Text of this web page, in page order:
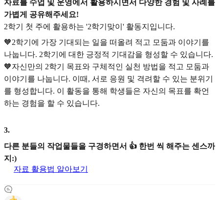
자료를 수업 및 운영에서 활용하시면서 다양한 경험 및 사례를
가볍게 공유해주세요!
2학기 첫 주에 활용하는 '2학기맞이' 활동지입니다.
🧡2학기에 가장 기대되는 일을 떠올려 적고 모둠과 이야기를
나눕니다. 2학기에 대한 긍정적 기대감을 형성할 수 있습니다.
🧡자신만의 2학기 목표와 구체적인 실천 방법을 적고 모둠과
이야기를 나눕니다. 이때, 서로 응원 및 격려할 수 있는 분위기
를 형성합니다. 이 활동을 통해 학생들은 자신의 목표를 확언
하는 경험을 할 수 있습니다.
3.
다른 분들의 작업물들을 구경하면서 👍 한번 씩 해주는 센스까
지:)
자료 활용법 알아보기